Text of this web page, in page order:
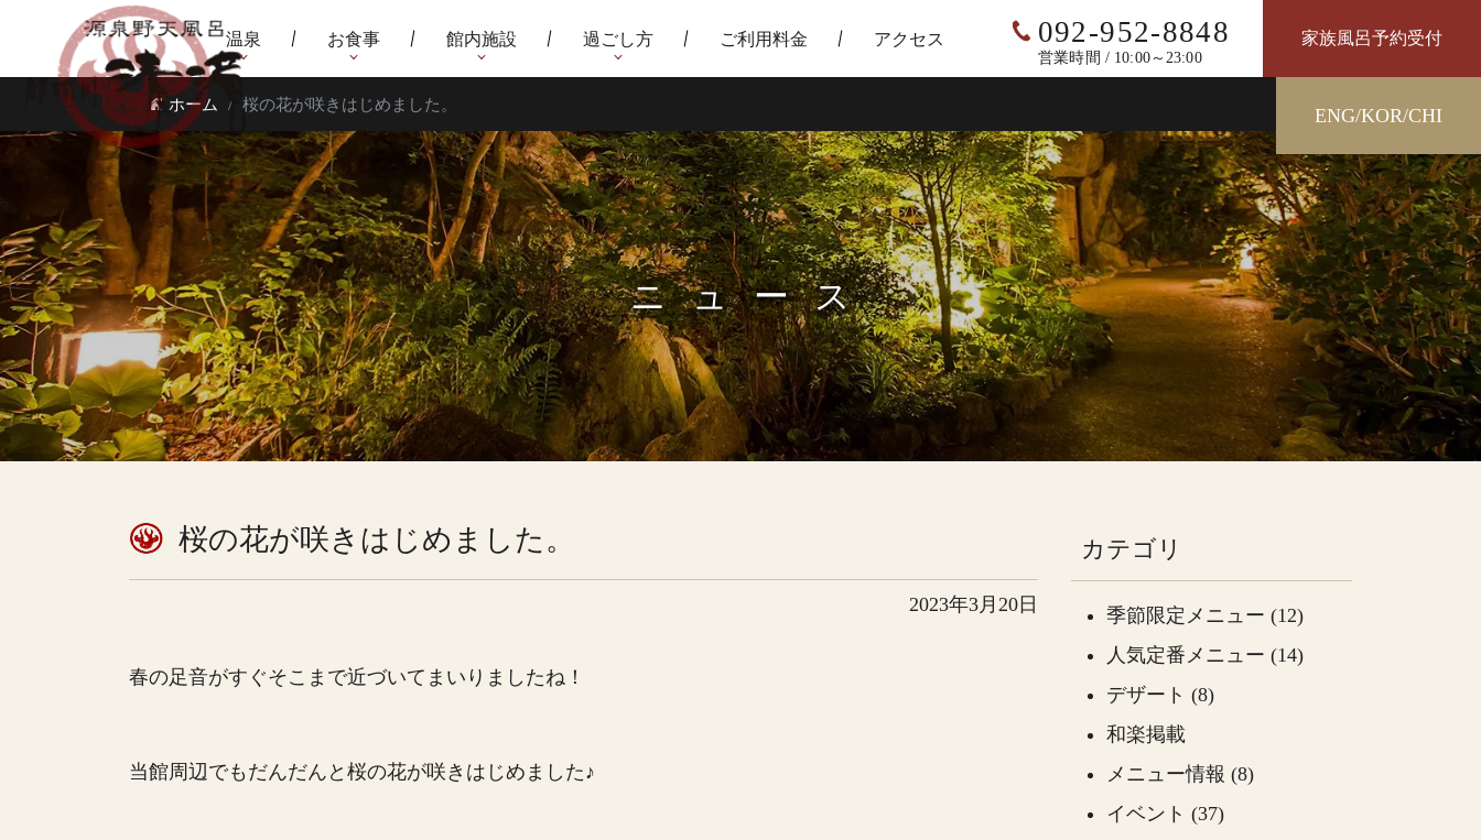
温泉 お食事 館内施設 過ごし方 ご利用料金 アクセス 092-952-8848
営業時間 / 10:00～23:00
家族風呂予約受付
ENG/KOR/CHI
ホーム 桜の花が咲きはじめました。
ニュース
桜の花が咲きはじめました。
2023年3月20日
春の足音がすぐそこまで近づいてまいりましたね！
当館周辺でもだんだんと桜の花が咲きはじめました♪
カテゴリ
季節限定メニュー (12)
人気定番メニュー (14)
デザート (8)
和楽掲載
メニュー情報 (8)
イベント (37)